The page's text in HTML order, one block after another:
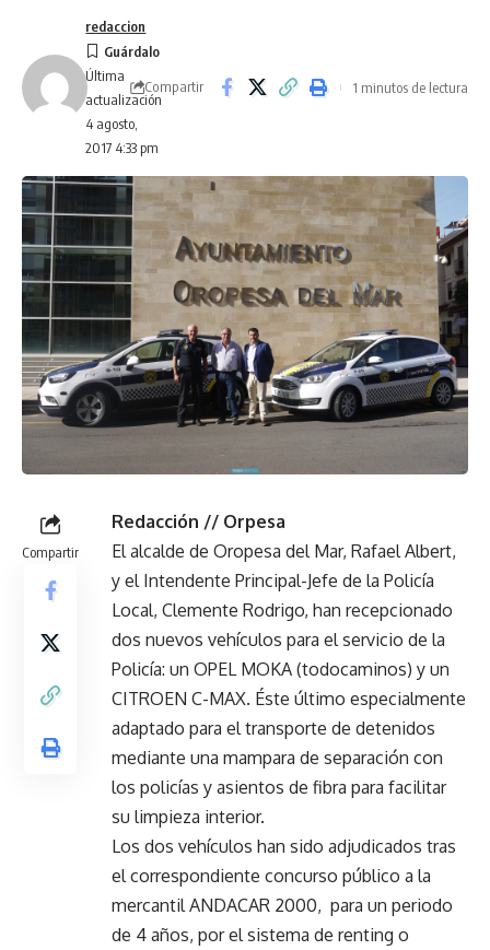
Última
actualización
4 agosto,
2017 4:33 pm
redaccion
Compartir 1 minutos de lectura
Compartir
Redacción // Orpesa
El alcalde de Oropesa del Mar, Rafael Albert,
y el Intendente Principal-Jefe de la Policía
Local, Clemente Rodrigo, han recepcionado
dos nuevos vehículos para el servicio de la
Policía: un OPEL MOKA (todocaminos) y un
CITROEN C-MAX. Éste último especialmente
adaptado para el transporte de detenidos
mediante una mampara de separación con
los policías y asientos de fibra para facilitar
su limpieza interior.
Los dos vehículos han sido adjudicados tras
el correspondiente concurso público a la
mercantil ANDACAR 2000, para un periodo
de 4 años, por el sistema de renting o